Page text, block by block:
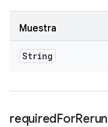
Muestra
String
requiredForRerun